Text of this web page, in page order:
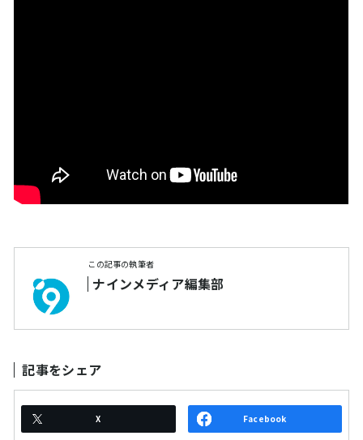
この記事の執筆者
ナインメディア編集部
記事をシェア
X Facebook